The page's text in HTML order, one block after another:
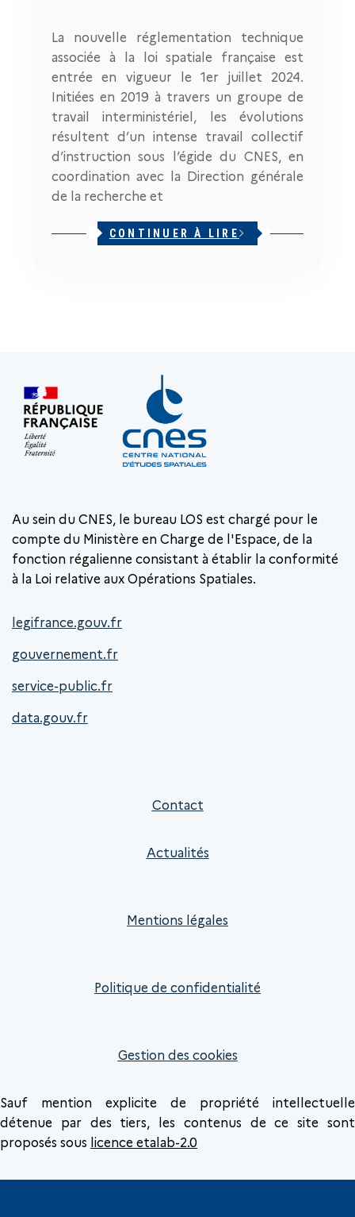
La nouvelle réglementation technique
associée à la loi spatiale française est
entrée en vigueur le 1er juillet 2024.
Initiées en 2019 à travers un groupe de
travail interministériel, les évolutions
résultent d’un intense travail collectif
d’instruction sous l’égide du CNES, en
coordination avec la Direction générale
de la recherche et
CONTINUER À LIRE
Au sein du CNES, le bureau LOS est chargé pour le
compte du Ministère en Charge de l'Espace, de la
fonction régalienne consistant à établir la conformité
à la Loi relative aux Opérations Spatiales.
legifrance.gouv.fr
gouvernement.fr
service-public.fr
data.gouv.fr
Contact
Actualités
Mentions légales
Politique de confidentialité
Gestion des cookies
Sauf mention explicite de propriété intellectuelle
détenue par des tiers, les contenus de ce site sont
proposés sous licence etalab-2.0